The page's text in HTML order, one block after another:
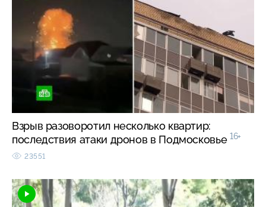
Взрыв разоворотил несколько квартир:
последствия атаки дронов в Подмосковье 16+
23551